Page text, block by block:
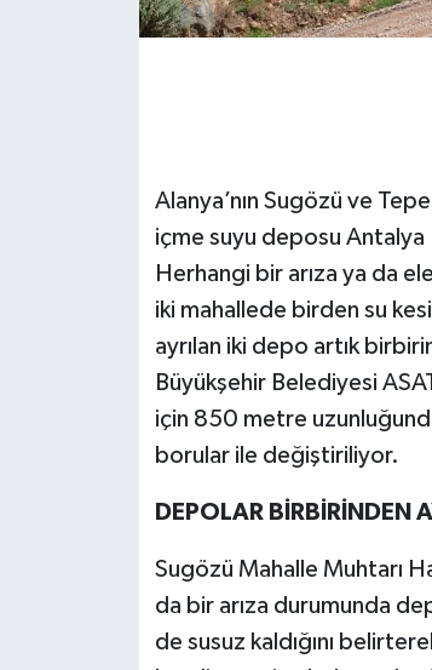
Alanya’nın Sugözü ve
içme suyu deposu Antalya
Herhangi bir arıza ya da
iki mahallede birden su
ayrılan iki depo artık
Büyükşehir Belediyesi
için 850 metre
borular ile değiştiriliyor.
DEPOLAR BİRBİRİNDEN
Sugözü Mahalle Muhtarı
da bir arıza durumunda
de susuz kaldığını